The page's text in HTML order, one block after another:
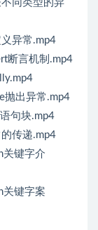
同类型的异
异常.mp4
断言机制.mp4
抛出异常.mp4
句块.mp4
传递.mp4
键字介
键字案